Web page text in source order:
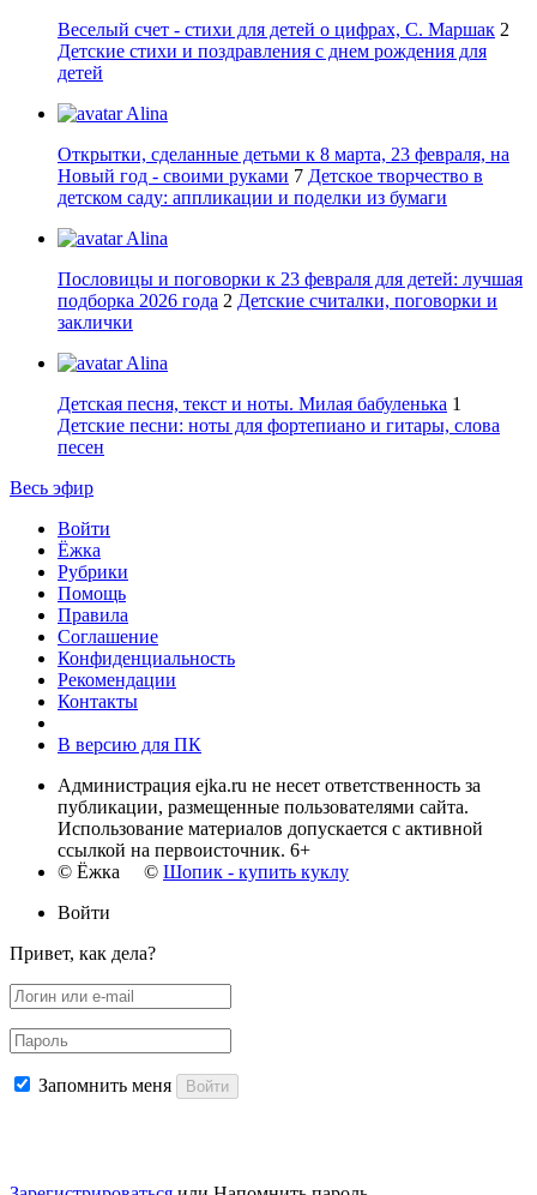
Веселый счет - стихи для детей о цифрах, С. Маршак 2
Детские стихи и поздравления с днем рождения для
детей
Alina
Открытки, сделанные детьми к 8 марта, 23 февраля, на
Новый год - своими руками 7 Детское творчество в
детском саду: аппликации и поделки из бумаги
Alina
Пословицы и поговорки к 23 февраля для детей: лучшая
подборка 2026 года 2 Детские считалки, поговорки и
заклички
Alina
Детская песня, текст и ноты. Милая бабуленька 1
Детские песни: ноты для фортепиано и гитары, слова
песен
Весь эфир
Войти
Ёжка
Рубрики
Помощь
Правила
Соглашение
Конфиденциальность
Рекомендации
Контакты
В версию для ПК
Администрация ejka.ru не несет ответственность за
публикации, размещенные пользователями сайта.
Использование материалов допускается с активной
ссылкой на первоисточник. 6+
© Ёжка © Шопик - купить куклу
Войти
Привет, как дела?
Запомнить меня Войти